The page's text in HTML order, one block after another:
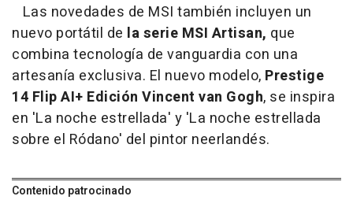
Las novedades de MSI también incluyen un
nuevo portátil de la serie MSI Artisan, que
combina tecnología de vanguardia con una
artesanía exclusiva. El nuevo modelo, Prestige
14 Flip AI+ Edición Vincent van Gogh, se inspira
en 'La noche estrellada' y 'La noche estrellada
sobre el Ródano' del pintor neerlandés.
Contenido patrocinado